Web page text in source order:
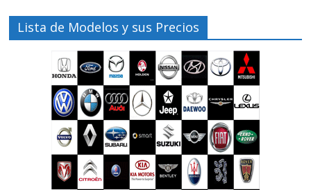
Lista de Modelos y sus Precios